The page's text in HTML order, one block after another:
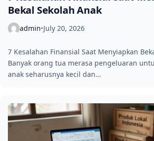
Bekal Sekolah Anak
admin•July 20, 2026
7 Kesalahan Finansial Saat Menyiapkan
Banyak orang tua merasa pengeluaran
anak seharusnya kecil dan…